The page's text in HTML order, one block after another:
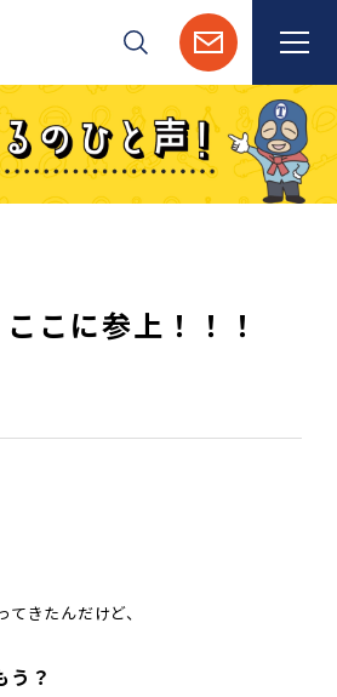
検索
こに参上！！！
てきたんだけど、
う？